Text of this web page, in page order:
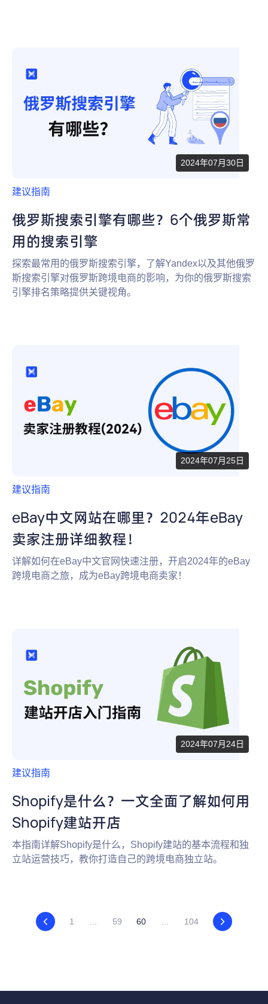
2024年07月30日
建议指南
俄罗斯搜索引擎有哪些？6个俄罗斯常
用的搜索引擎
探索最常用的俄罗斯搜索引擎，了解Yandex以及其他俄罗
斯搜索引擎对俄罗斯跨境电商的影响，为你的俄罗斯搜索
引擎排名策略提供关键视角。
2024年07月25日
建议指南
eBay中文网站在哪里？2024年eBay
卖家注册详细教程！
详解如何在eBay中文官网快速注册，开启2024年的eBay
跨境电商之旅，成为eBay跨境电商卖家！
2024年07月24日
建议指南
Shopify是什么？一文全面了解如何用
Shopify建站开店
本指南详解Shopify是什么，Shopify建站的基本流程和独
立站运营技巧，教你打造自己的跨境电商独立站。
1 59 60 104